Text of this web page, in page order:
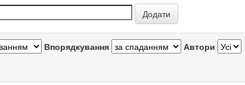
Впорядкування Автори